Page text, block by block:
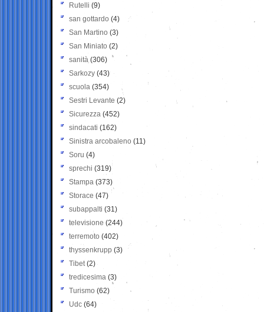
Rutelli (9)
san gottardo (4)
San Martino (3)
San Miniato (2)
sanità (306)
Sarkozy (43)
scuola (354)
Sestri Levante (2)
Sicurezza (452)
sindacati (162)
Sinistra arcobaleno (11)
Soru (4)
sprechi (319)
Stampa (373)
Storace (47)
subappalti (31)
televisione(244)
terremoto (402)
thyssenkrupp (3)
Tibet(2)
tredicesima (3)
Turismo (62)
Udc (64)